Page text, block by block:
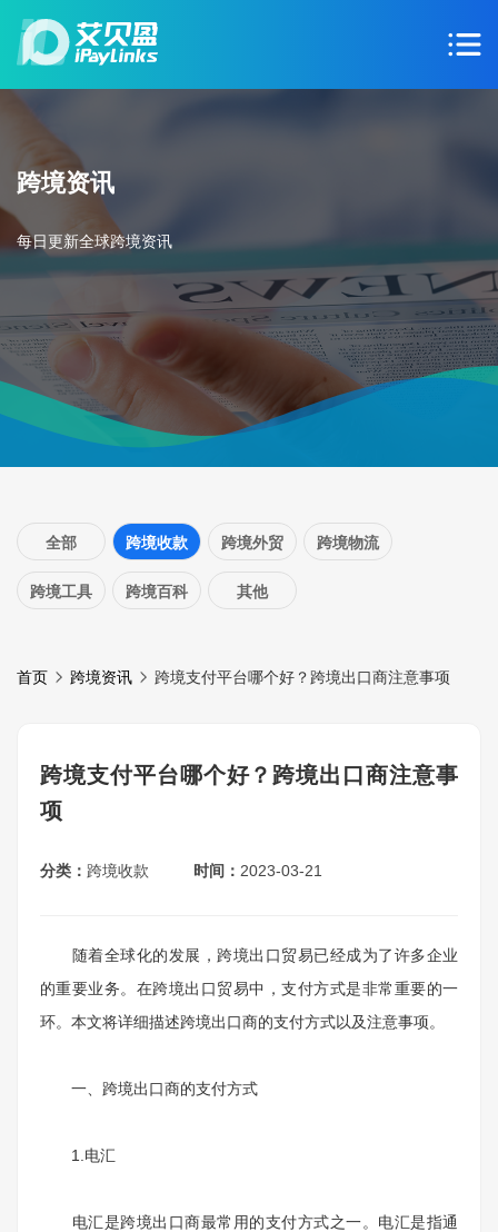
跨境资讯
每日更新全球跨境资讯
全部 跨境收款 跨境外贸 跨境物流
跨境工具 跨境百科 其他
首页 跨境资讯 跨境支付平台哪个好？跨境出口商注意事项
跨境支付平台哪个好？跨境出口商注意事
项
分类： 跨境收款 时间： 2023-03-21
随着全球化的发展，跨境出口贸易已经成为了许多企业
的重要业务。在跨境出口贸易中，支付方式是非常重要的一
环。本文将详细描述跨境出口商的支付方式以及注意事项。
一、跨境出口商的支付方式
1. 电汇
电汇是跨境出口商最常用的支付方式之一。电汇是指通